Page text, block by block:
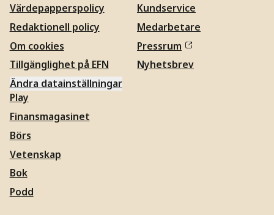
Värdepapperspolicy
Redaktionell policy
Om cookies
Tillgänglighet på EFN
Ändra datainställningar
Kundservice
Medarbetare
Pressrum
Nyhetsbrev
Play
Finansmagasinet
Börs
Vetenskap
Bok
Podd